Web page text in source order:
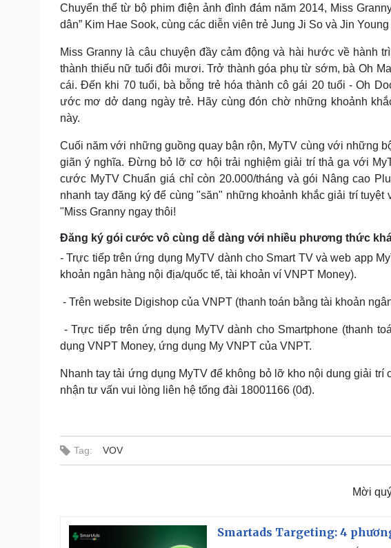
Chuyển thể từ bộ phim điện ảnh đình đám năm 2014, Miss
dân” Kim Hae Sook, cùng các diễn viên trẻ Jung Ji So và Jin Young
Miss Granny là câu chuyện đầy cảm động và hài hước về hành
thành thiếu nữ tuổi đôi mươi. Trở thành góa phụ từ sớm, bà Oh
cái. Đến khi 70 tuổi, bà bỗng trẻ hóa thành cô gái 20 tuổi - Oh
ước mơ dở dang ngày trẻ. Hãy cùng đón chờ những khoảnh
này.
Cuối năm với những guồng quay bận rộn, MyTV cùng với những
giãn ý nghĩa. Đừng bỏ lỡ cơ hội trải nghiệm giải trí thả ga với
cước MyTV Chuẩn giá chỉ còn 20.000/tháng và gói Nâng cao
nhanh tay đăng ký để cùng "săn" những khoảnh khắc giải trí
"Miss Granny ngay thôi!
Đăng ký gói cước vô cùng dễ dàng với nhiều phương thức
- Trực tiếp trên ứng dụng MyTV dành cho Smart TV và web app
khoản ngân hàng nội địa/quốc tế, tài khoản ví VNPT Money).
- Trên website Digishop của VNPT (thanh toán bằng tài khoản
- Trực tiếp trên ứng dụng MyTV dành cho Smartphone (thanh
dụng VNPT Money, ứng dụng My VNPT của VNPT.
Nhanh tay tải ứng dụng MyTV để không bỏ lỡ kho nội dung giải trí
nhận tư vấn vui lòng liên hệ tổng đài 18001166 (0đ).
Tag: VOV
Mời
Smartads Targeting: 4